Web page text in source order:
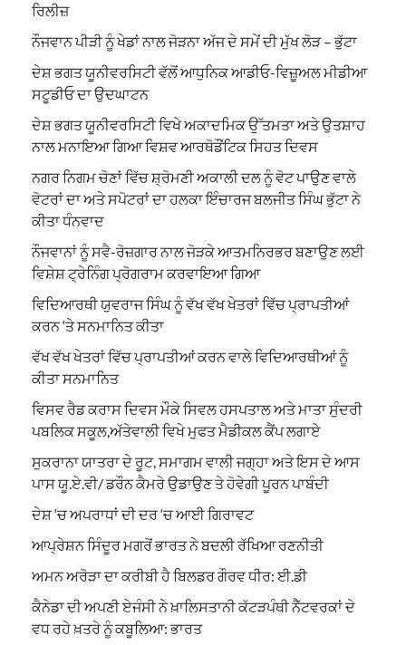
ਰਿਲੀਜ਼
ਨੌਜਵਾਨ ਪੀੜੀ ਨੂੰ ਖੇਡਾਂ ਨਾਲ ਜੋੜਨਾ ਅੱਜ ਦੇ ਸਮੇਂ ਦੀ ਮੁੱਖ ਲੋੜ – ਭੁੱਟਾ
ਦੇਸ਼ ਭਗਤ ਯੂਨੀਵਰਸਿਟੀ ਵੱਲੋਂ ਆਧੁਨਿਕ ਆਡੀਓ-ਵਿਜ਼ੂਅਲ ਮੀਡੀਆ
ਸਟੂਡੀਓ ਦਾ ਉਦਘਾਟਨ
ਦੇਸ਼ ਭਗਤ ਯੂਨੀਵਰਸਿਟੀ ਵਿਖੇ ਅਕਾਦਮਿਕ ਉੱਤਮਤਾ ਅਤੇ ਉਤਸ਼ਾਹ
ਨਾਲ ਮਨਾਇਆ ਗਿਆ ਵਿਸ਼ਵ ਆਰਥੋਡੌਂਟਿਕ ਸਿਹਤ ਦਿਵਸ
ਨਗਰ ਨਿਗਮ ਚੋਣਾਂ ਵਿੱਚ ਸ਼੍ਰੋਮਣੀ ਅਕਾਲੀ ਦਲ ਨੂੰ ਵੋਟ ਪਾਉਣ ਵਾਲੇ
ਵੋਟਰਾਂ ਦਾ ਅਤੇ ਸਪੋਟਰਾਂ ਦਾ ਹਲਕਾ ਇੰਚਾਰਜ ਬਲਜੀਤ ਸਿੰਘ ਭੁੱਟਾ ਨੇ
ਕੀਤਾ ਧੰਨਵਾਦ
ਨੌਜਵਾਨਾਂ ਨੂੰ ਸਵੈ-ਰੋਜ਼ਗਾਰ ਨਾਲ ਜੋੜਕੇ ਆਤਮਨਿਰਭਰ ਬਣਾਉਣ ਲਈ
ਵਿਸ਼ੇਸ਼ ਟ੍ਰੇਨਿੰਗ ਪ੍ਰੋਗਰਾਮ ਕਰਵਾਇਆ ਗਿਆ
ਵਿਦਿਆਰਥੀ ਯੁਵਰਾਜ ਸਿੰਘ ਨੂੰ ਵੱਖ ਵੱਖ ਖੇਤਰਾਂ ਵਿੱਚ ਪ੍ਰਾਪਤੀਆਂ
ਕਰਨ ‘ਤੇ ਸਨਮਾਨਿਤ ਕੀਤਾ
ਵੱਖ ਵੱਖ ਖੇਤਰਾਂ ਵਿੱਚ ਪ੍ਰਾਪਤੀਆਂ ਕਰਨ ਵਾਲੇ ਵਿਦਿਆਰਥੀਆਂ ਨੂੰ
ਕੀਤਾ ਸਨਮਾਨਿਤ
ਵਿਸਵ ਰੈਡ ਕਰਾਸ ਦਿਵਸ ਮੌਕੇ ਸਿਵਲ ਹਸਪਤਾਲ ਅਤੇ ਮਾਤਾ ਸੁੰਦਰੀ
ਪਬਲਿਕ ਸਕੂਲ,ਅੱਤੇਵਾਲੀ ਵਿਖੇ ਮੁਫਤ ਮੈਡੀਕਲ ਕੈਂਪ ਲਗਾਏ
ਸੁਕਰਾਨਾ ਯਾਤਰਾ ਦੇ ਰੂਟ, ਸਮਾਗਮ ਵਾਲੀ ਜਗ੍ਹਾ ਅਤੇ ਇਸ ਦੇ ਆਸ
ਪਾਸ ਯੂ.ਏ.ਵੀ/ ਡਰੌਨ ਕੈਮਰੇ ਉਡਾਉਣ ਤੇ ਹੋਵੇਗੀ ਪੂਰਨ ਪਾਬੰਦੀ
ਦੇਸ਼ ‘ਚ ਅਪਰਾਧਾਂ ਦੀ ਦਰ ‘ਚ ਆਈ ਗਿਰਾਵਟ
ਆਪ੍ਰੇਸ਼ਨ ਸਿੰਦੂਰ ਮਗਰੋਂ ਭਾਰਤ ਨੇ ਬਦਲੀ ਰੱਖਿਆ ਰਣਨੀਤੀ
ਅਮਨ ਅਰੋੜਾ ਦਾ ਕਰੀਬੀ ਹੈ ਬਿਲਡਰ ਗੌਰਵ ਧੀਰ: ਈ.ਡੀ
ਕੈਨੇਡਾ ਦੀ ਅਪਣੀ ਏਜੰਸੀ ਨੇ ਖ਼ਾਲਿਸਤਾਨੀ ਕੱਟੜਪੰਥੀ ਨੈੱਟਵਰਕਾਂ ਦੇ
ਵਧ ਰਹੇ ਖ਼ਤਰੇ ਨੂੰ ਕਬੂਲਿਆ: ਭਾਰਤ